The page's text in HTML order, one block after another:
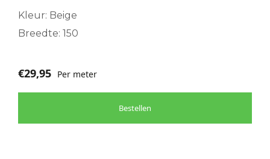
Kleur: Beige
Breedte: 150
€29,95 Per meter
Bestellen